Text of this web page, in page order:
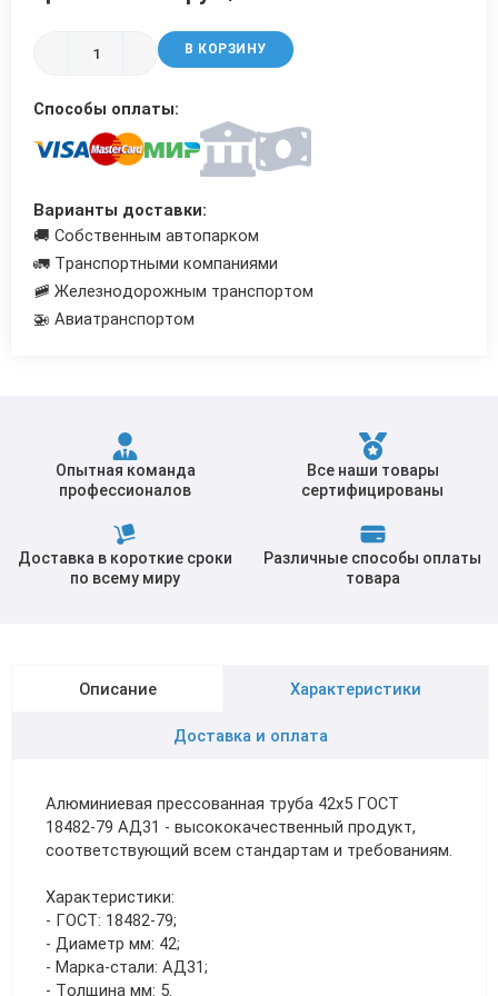
В КОРЗИНУ
Способы оплаты:
Варианты доставки:
🚚 Собственным автопарком
🚛 Транспортными компаниями
🚞 Железнодорожным транспортом
🚁 Авиатранспортом
Опытная команда
профессионалов
Все наши товары
сертифицированы
Доставка в короткие сроки
по всему миру
Различные способы оплаты
товара
Описание Характеристики
Доставка и оплата
Алюминиевая прессованная труба 42х5 ГОСТ
18482-79 АД31 - высококачественный продукт,
соответствующий всем стандартам и требованиям.
Характеристики:
- ГОСТ: 18482-79;
- Диаметр мм: 42;
- Марка-стали: АД31;
- Толщина мм: 5.
Трубы в ВУС изоляции